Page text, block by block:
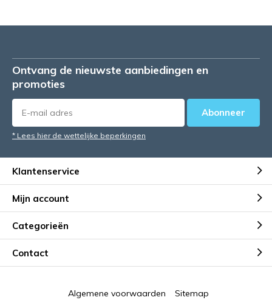
Ontvang de nieuwste aanbiedingen en
promoties
Abonneer
* Lees hier de wettelijke beperkingen
Klantenservice
Mijn account
Categorieën
Contact
Algemene voorwaarden Sitemap